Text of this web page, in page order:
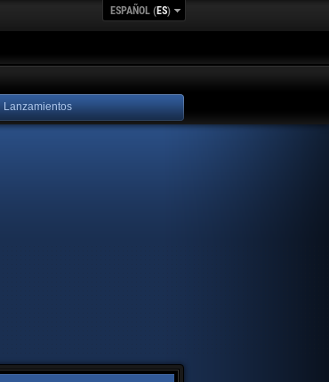
ESPAÑOL (ES)
Lanzamientos